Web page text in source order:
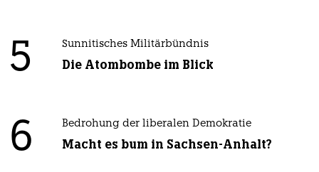
5 Sunnitisches Militärbündnis
Die Atombombe im Blick
6 Bedrohung der liberalen Demokratie
Macht es bum in Sachsen-Anhalt?